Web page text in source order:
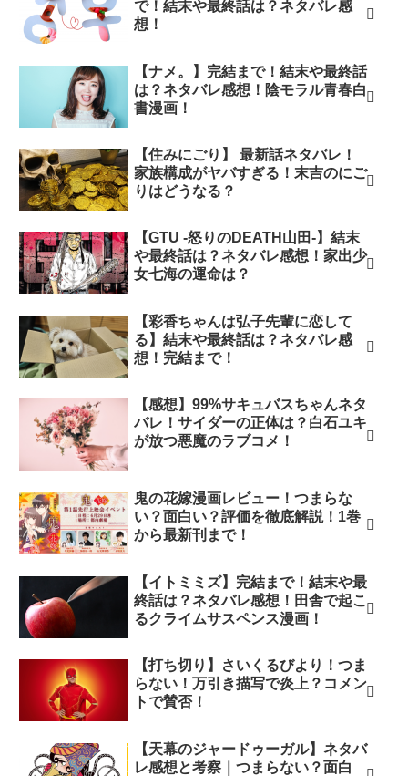
で！結末や最終話は？ネタバレ感
想！
【ナメ。】完結まで！結末や最終話
は？ネタバレ感想！陰モラル青春白
書漫画！
【住みにごり】 最新話ネタバレ！
家族構成がヤバすぎる！末吉のにご
りはどうなる？
【GTU -怒りのDEATH山田-】結末
や最終話は？ネタバレ感想！家出少
女七海の運命は？
【彩香ちゃんは弘子先輩に恋して
る】結末や最終話は？ネタバレ感
想！完結まで！
【感想】99%サキュバスちゃんネタ
バレ！サイダーの正体は？白石ユキ
が放つ悪魔のラブコメ！
鬼の花嫁漫画レビュー！つまらな
い？面白い？評価を徹底解説！1巻
から最新刊まで！
【イトミミズ】完結まで！結末や最
終話は？ネタバレ感想！田舎で起こ
るクライムサスペンス漫画！
【打ち切り】さいくるびより！つま
らない！万引き描写で炎上？コメン
トで賛否！
【天幕のジャードゥーガル】ネタバ
レ感想と考察｜つまらない？面白